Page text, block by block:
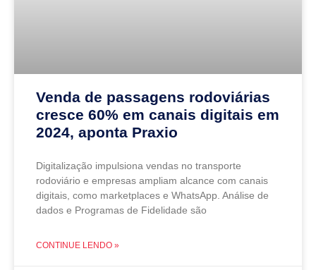
Venda de passagens rodoviárias
cresce 60% em canais digitais em
2024, aponta Praxio
Digitalização impulsiona vendas no transporte
rodoviário e empresas ampliam alcance com canais
digitais, como marketplaces e WhatsApp. Análise de
dados e Programas de Fidelidade são
CONTINUE LENDO »